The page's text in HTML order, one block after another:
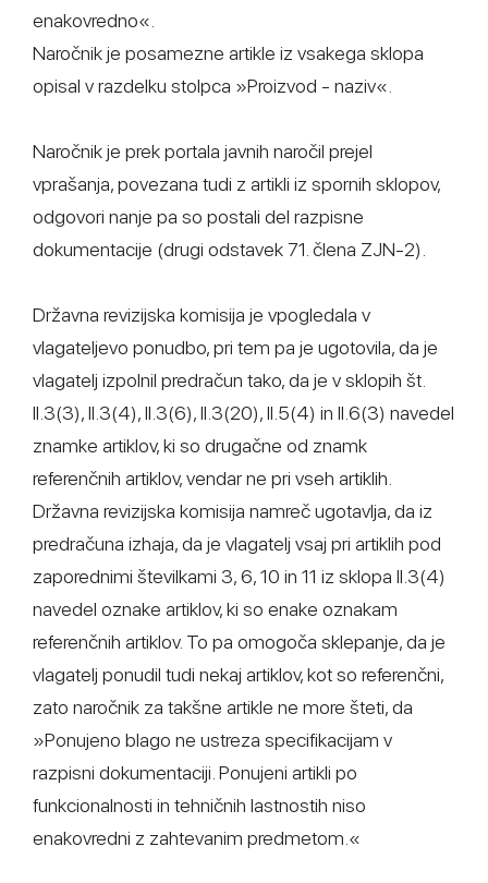
enakovredno«.
Naročnik je posamezne artikle iz vsakega sklopa
opisal v razdelku stolpca »Proizvod - naziv«.
Naročnik je prek portala javnih naročil prejel
vprašanja, povezana tudi z artikli iz spornih sklopov,
odgovori nanje pa so postali del razpisne
dokumentacije (drugi odstavek 71. člena ZJN-2).
Državna revizijska komisija je vpogledala v
vlagateljevo ponudbo, pri tem pa je ugotovila, da je
vlagatelj izpolnil predračun tako, da je v sklopih št.
II.3(3), II.3(4), II.3(6), II.3(20), II.5(4) in II.6(3) navedel
znamke artiklov, ki so drugačne od znamk
referenčnih artiklov, vendar ne pri vseh artiklih.
Državna revizijska komisija namreč ugotavlja, da iz
predračuna izhaja, da je vlagatelj vsaj pri artiklih pod
zaporednimi številkami 3, 6, 10 in 11 iz sklopa II.3(4)
navedel oznake artiklov, ki so enake oznakam
referenčnih artiklov. To pa omogoča sklepanje, da je
vlagatelj ponudil tudi nekaj artiklov, kot so referenčni,
zato naročnik za takšne artikle ne more šteti, da
»Ponujeno blago ne ustreza specifikacijam v
razpisni dokumentaciji. Ponujeni artikli po
funkcionalnosti in tehničnih lastnostih niso
enakovredni z zahtevanim predmetom.«